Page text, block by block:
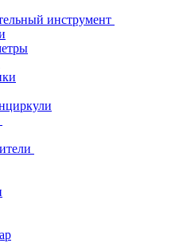
инструмент